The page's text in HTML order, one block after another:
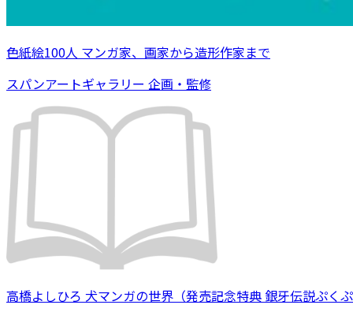
色紙絵100人 マンガ家、画家から造形作家まで
スパンアートギャラリー 企画・監修
高橋よしひろ 犬マンガの世界（発売記念特典 銀牙伝説ぷく